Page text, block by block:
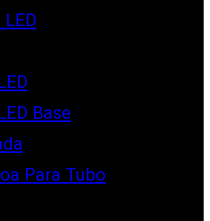
Base
Para Tubo